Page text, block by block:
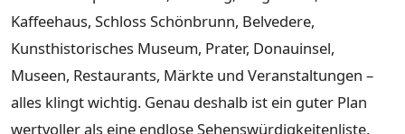
Kaffeehaus, Schloss Schönbrunn, Belvedere,
Kunsthistorisches Museum, Prater, Donauinsel,
Museen, Restaurants, Märkte und Veranstaltungen –
alles klingt wichtig. Genau deshalb ist ein guter Plan
wertvoller als eine endlose Sehenswürdigkeitenliste.